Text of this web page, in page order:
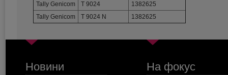
Tally Genicom
T 9024
1382625
Tally Genicom
T 9024 N 1382625
Новини На фокус